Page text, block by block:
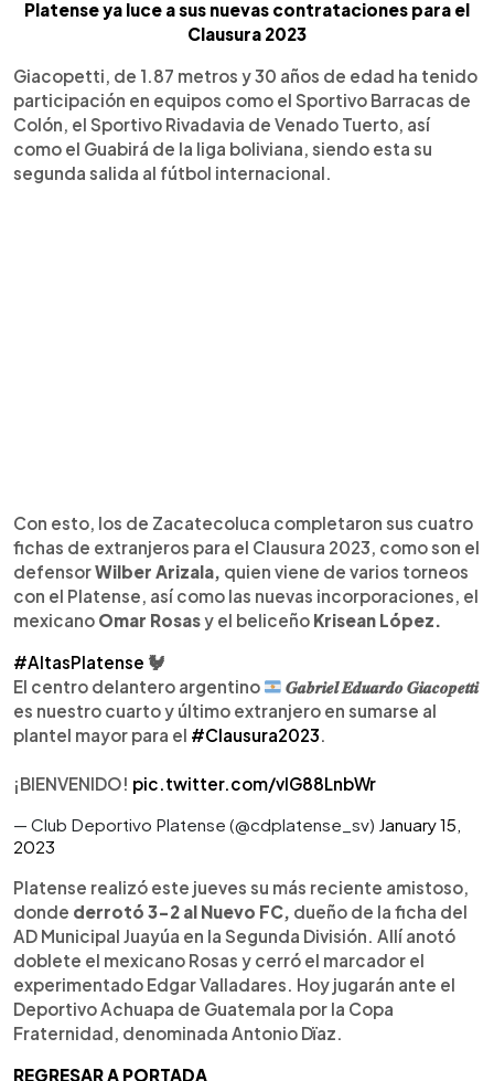
Platense ya luce a sus nuevas contrataciones para el
Clausura 2023
Giacopetti, de 1.87 metros y 30 años de edad ha tenido
participación en equipos como el Sportivo Barracas de
Colón, el Sportivo Rivadavia de Venado Tuerto, así
como el Guabirá de la liga boliviana, siendo esta su
segunda salida al fútbol internacional.
Con esto, los de Zacatecoluca completaron sus cuatro
fichas de extranjeros para el Clausura 2023, como son el
defensorWilber Arizala, quien viene de varios torneos
con el Platense, así como las nuevas incorporaciones, el
mexicano Omar Rosasy el beliceño Krisean López.
#AltasPlatense 🐓
El centro delantero argentino
𝑮𝒂𝒃𝒓𝒊𝒆𝒍 𝑬𝒅𝒖𝒂𝒓𝒅𝒐 𝑮𝒊𝒂𝒄𝒐𝒑𝒆𝒕𝒕𝒊
es nuestro cuarto y último extranjero en sumarse al
plantel mayor para el #Clausura2023.
¡BIENVENIDO! pic.twitter.com/vIG88LnbWr
— Club Deportivo Platense (@cdplatense_sv) January 15,
2023
Platense realizó este jueves su más reciente amistoso,
donde derrotó 3-2 al Nuevo FC, dueño de la ficha del
AD Municipal Juayúa en la Segunda División. Allí anotó
doblete el mexicano Rosas y cerró el marcador el
experimentado Edgar Valladares. Hoy jugarán ante el
Deportivo Achuapa de Guatemala por la Copa
Fraternidad, denominada Antonio Dïaz.
REGRESAR A PORTADA